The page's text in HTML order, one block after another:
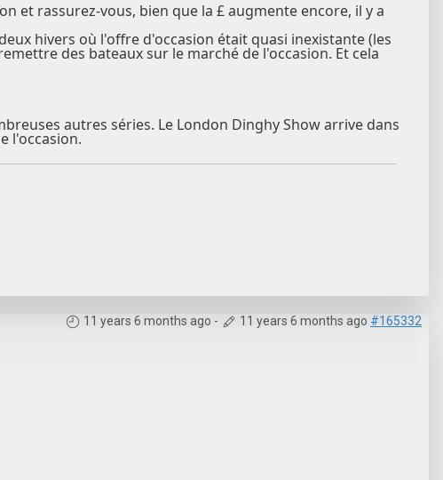
et rassurez-vous, bien que la £ augmente encore, il y a
hivers où l'offre d'occasion était quasi inexistante (les
des bateaux sur le marché de l'occasion. Et cela
autres séries. Le London Dinghy Show arrive dans
l'occasion.
11 years 6 months ago - 11 years 6 months ago #165332